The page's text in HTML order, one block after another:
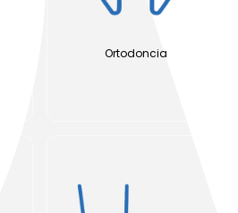
Ortodoncia